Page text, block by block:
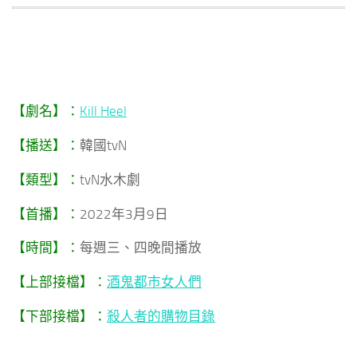
【劇名】： Kill Heel
【播送】： 韓國tvN
【類型】： tvN水木劇
【首播】： 2022年3月9日
【時間】： 每週三、四晚間播放
【上部接檔】： 酒鬼都市女人們
【下部接檔】： 殺人者的購物目錄